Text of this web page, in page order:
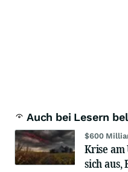
Auch bei Lesern
$600
Krise
sich aus,